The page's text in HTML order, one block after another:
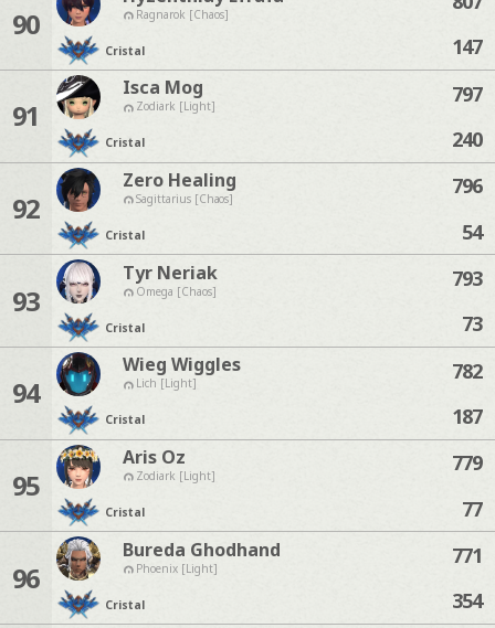
90 Ragnarok [Chaos]
Cristal
147
91
Isca Mog
Zodiark [Light]
Cristal
797
240
92
Zero Healing
Sagittarius [Chaos]
Cristal
796
54
93
Tyr Neriak
Omega [Chaos]
Cristal
793
73
94
Wieg Wiggles
Lich [Light]
Cristal
782
187
95
Aris Oz
Zodiark [Light]
Cristal
779
77
96
Bureda Ghodhand
Phoenix [Light]
Cristal
771
354